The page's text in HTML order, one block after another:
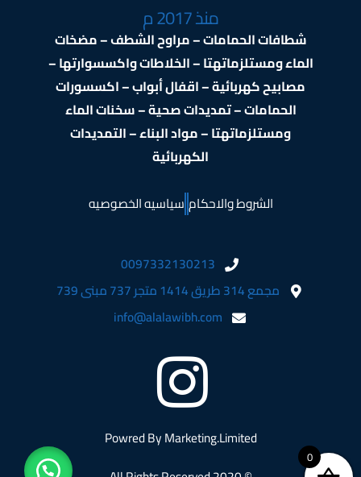
منذ 2017 م
شطافات الحمامات – مراوح الشطف – مضخات
الماء ومستلزماتهتا – الخلاطات واكسسوارتها –
مصابيح كهربائية – اقفال أبواب – اكسسورات
الحمامات – تمديدات صحية – سخنات الماء
ومستلزماتهتا – مواد البناء – التمديدات
الكهربائية
الشروط والاحكام سياسيه الخصوصيه
0097332130213
مجمع 314 طريق 1414 متجر 737 مبنى 739
info@alalawibh.com
Powred ByMarketing.Limited
0